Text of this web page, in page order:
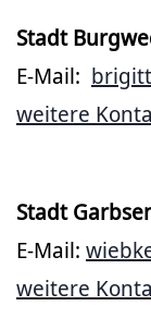
Stadt
E-Mail:
weitere
Stadt
E-Mail:
weitere